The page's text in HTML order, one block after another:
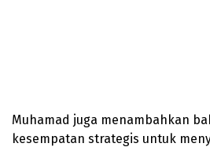
Muhamad juga menambahkan
kesempatan strategis untuk